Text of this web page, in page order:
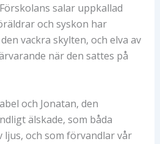
salar uppkallad
och syskon har
vackra skylten, och elva av
när den sattes på
och Jonatan, den
älskade, som båda
ljus, och som förvandlar vår